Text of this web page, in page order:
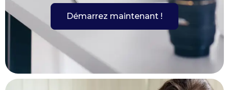
Démarrez maintenant !